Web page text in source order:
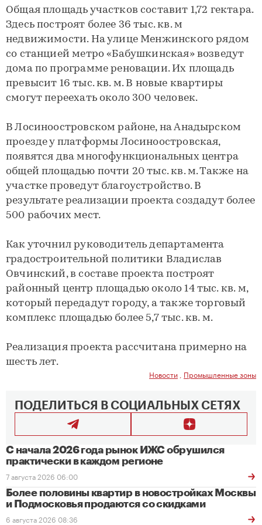
Общая площадь участков составит 1,72 гектара.
Здесь построят более 36 тыс. кв. м
недвижимости. На улице Менжинского рядом
со станцией метро «Бабушкинская» возведут
дома по программе реновации. Их площадь
превысит 16 тыс. кв. м. В новые квартиры
смогут переехать около 300 человек.
В Лосиноостровском районе, на Анадырском
проезде у платформы Лосиноостровская,
появятся два многофункциональных центра
общей площадью почти 20 тыс. кв. м. Также на
участке проведут благоустройство. В
результате реализации проекта создадут более
500 рабочих мест.
Как уточнил руководитель департамента
градостроительной политики Владислав
Овчинский, в составе проекта построят
районный центр площадью около 14 тыс. кв. м,
который передадут городу, а также торговый
комплекс площадью более 5,7 тыс. кв. м.
Реализация проекта рассчитана примерно на
шесть лет.
Новости Промышленные зоны
ПОДЕЛИТЬСЯ В СОЦИАЛЬНЫХ СЕТЯХ
С начала 2026 года рынок ИЖС обрушился
практически в каждом регионе
7 августа 2026 06:00
Более половины квартир в новостройках Москвы
и Подмосковья продаются со скидками
6 августа 2026 08:36